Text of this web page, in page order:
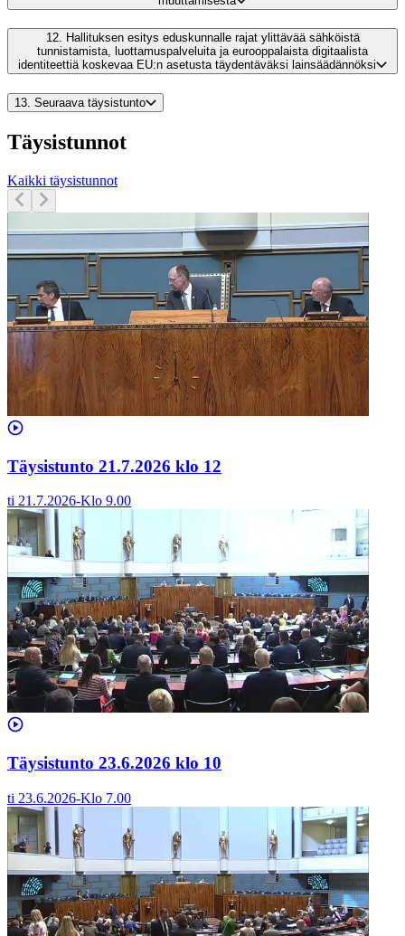
12. Hallituksen esitys eduskunnalle rajat ylittävää sähköistä
tunnistamista, luottamuspalveluita ja eurooppalaista digitaalista
identiteettiä koskevaa EU:n asetusta täydentäväksi lainsäädännöksi
13. Seuraava täysistunto
Täysistunnot
Kaikki täysistunnot
Täysistunto 21.7.2026 klo 12
ti 21.7.2026-Klo 9.00
Täysistunto 23.6.2026 klo 10
ti 23.6.2026-Klo 7.00